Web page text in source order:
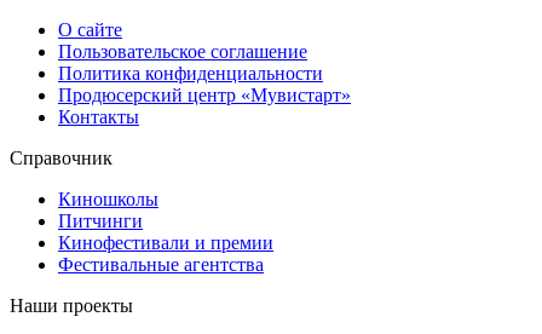
О сайте
Пользовательское соглашение
Политика конфиденциальности
Продюсерский центр «Мувистарт»
Контакты
Справочник
Киношколы
Питчинги
Кинофестивали и премии
Фестивальные агентства
Наши проекты